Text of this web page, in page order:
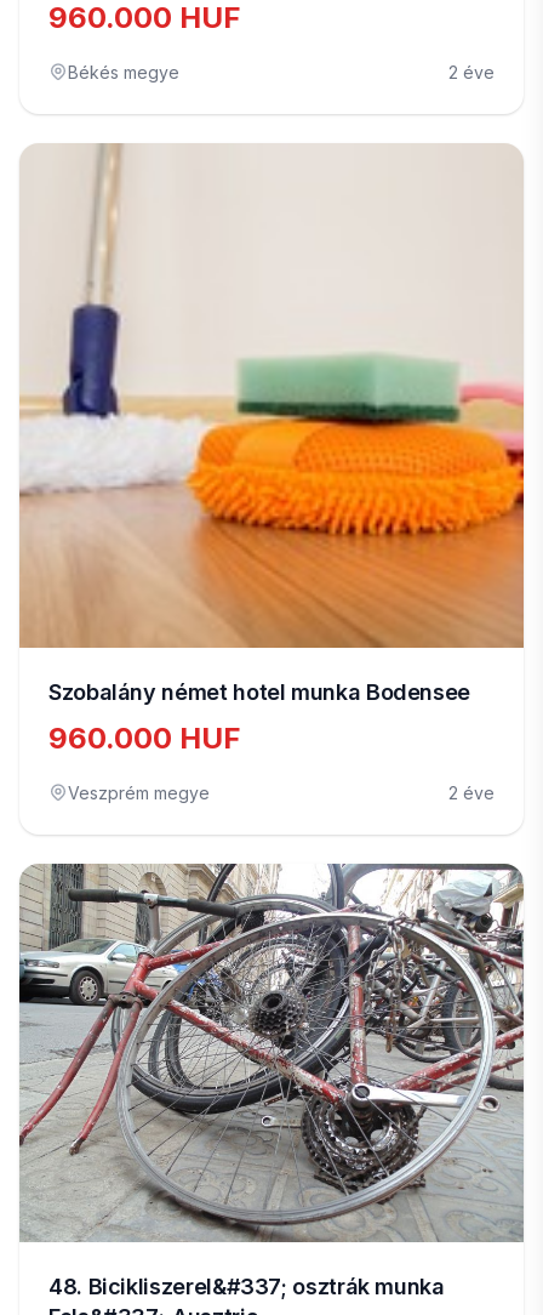
960.000 HUF
Békés megye 2 éve
Szobalány német hotel munka Bodensee
960.000 HUF
Veszprém megye 2 éve
48. Bicikliszerel&#337; osztrák munka